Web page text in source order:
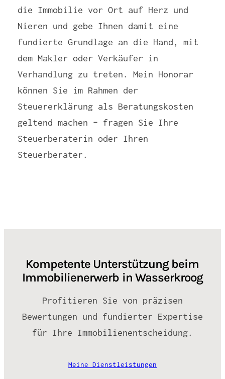
die Immobilie vor Ort auf Herz und
Nieren und gebe Ihnen damit eine
fundierte Grundlage an die Hand, mit
dem Makler oder Verkäufer in
Verhandlung zu treten. Mein Honorar
können Sie im Rahmen der
Steuererklärung als Beratungskosten
geltend machen – fragen Sie Ihre
Steuerberaterin oder Ihren
Steuerberater.
Kompetente Unterstützung beim
Immobilienerwerb in Wasserkroog
Profitieren Sie von präzisen
Bewertungen und fundierter Expertise
für Ihre Immobilienentscheidung.
Meine Dienstleistungen